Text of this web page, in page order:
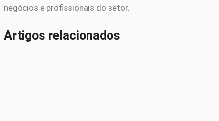
negócios e profissionais do setor.
Artigos relacionados